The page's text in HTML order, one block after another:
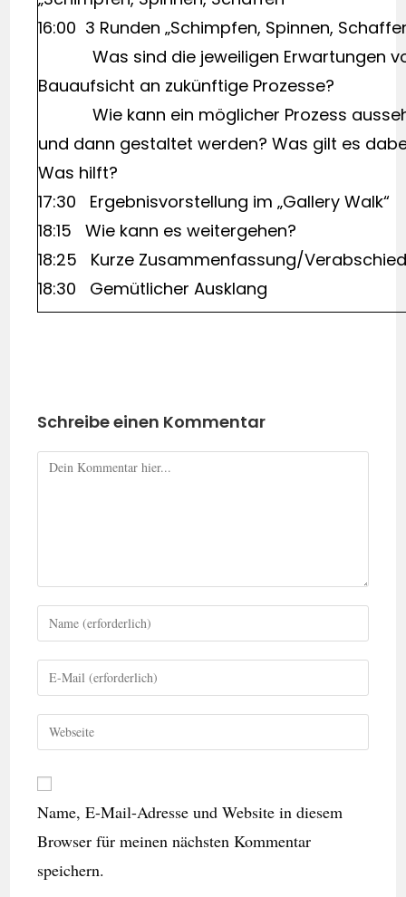
16:00 3 Runden „Schimpfen, Spinnen,
Was sind die jeweiligen Erwartungen
Bauaufsicht an zukünftige Prozesse?
Wie kann ein möglicher Prozess
und dann gestaltet werden? Was gilt es
Was hilft?
17:30 Ergebnisvorstellung im „Gallery
18:15 Wie kann es weitergehen?
18:25 Kurze Zusammenfassung/
18:30 Gemütlicher Ausklang
Schreibe einen Kommentar
Name, E-Mail-Adresse und Website in diesem
Browser für meinen nächsten Kommentar
speichern.